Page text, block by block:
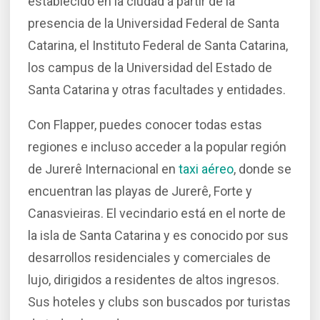
presencia de la Universidad Federal de Santa
Catarina, el Instituto Federal de Santa Catarina,
los campus de la Universidad del Estado de
Santa Catarina y otras facultades y entidades.
Con Flapper, puedes conocer todas estas
regiones e incluso acceder a la popular región
de Jurerê Internacional en taxi aéreo, donde se
encuentran las playas de Jurerê, Forte y
Canasvieiras. El vecindario está en el norte de
la isla de Santa Catarina y es conocido por sus
desarrollos residenciales y comerciales de
lujo, dirigidos a residentes de altos ingresos.
Sus hoteles y clubs son buscados por turistas